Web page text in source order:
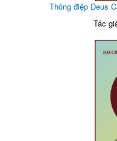
Thông điệp Deus
Tác